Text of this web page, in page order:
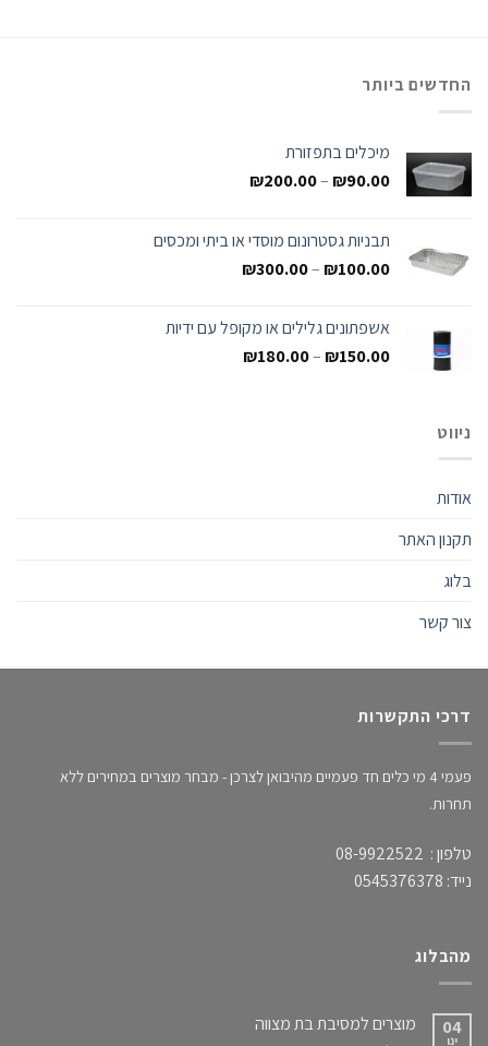
החדשים ביותר
מיכלים בתפזורת
₪90.00
–
₪200.00
תבניות גסטרונום מוסדי או ביתי ומכסים
₪100.00
–
₪300.00
אשפתונים גלילים או מקופל עם ידיות
₪150.00
–
₪180.00
ניווט
אודות
תקנון האתר
בלוג
צור קשר
דרכי התקשרות
פעמי 4 מי כלים חד פעמיים מהיבואן לצרכן - מבחר מוצרים במחירים ללא
תחרות.
טלפון : 08-9922522
נייד: 0545376378
מהבלוג
04
ינו
מוצרים למסיבת בת מצווה